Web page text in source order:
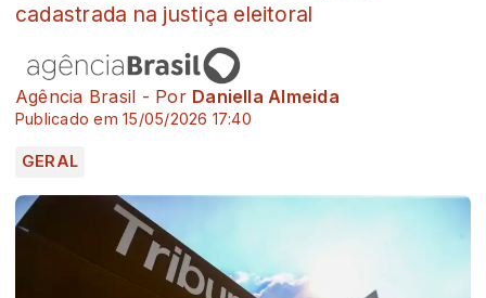
cadastrada na justiça eleitoral
Agência Brasil - Por Daniella Almeida
Publicado em 15/05/2026 17:40
GERAL